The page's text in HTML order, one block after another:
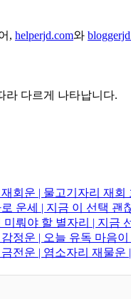
, helperjd.com와
라 다르게 나타납니다.
회운 | 물고기자리 재회
운세 | 지금 이 선택 괜
뤄야 할 별자리 | 지금
정운 | 오늘 유독 마음
전운 | 염소자리 재물운